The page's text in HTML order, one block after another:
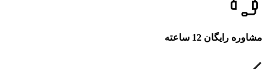
مشاوره رایگان 12 ساعته